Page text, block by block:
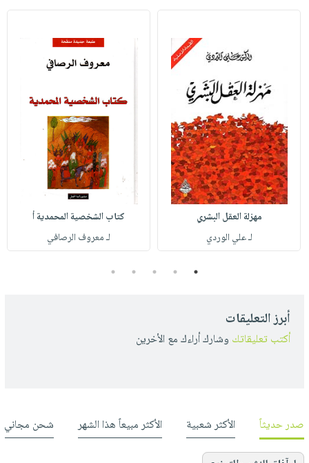
مهزلة العقل البشري
لـ علي الوردي
كتاب الشخصية المحمدية أ
لـ معروف الرصافي
1
2
3
4
5
أبرز التعليقات
أكتب تعليقاتك وشارك أراءك مع الأخرين
صدر حديثاً الأكثر شعبية الأكثر مبيعاً هذا الشهر شحن مجاني